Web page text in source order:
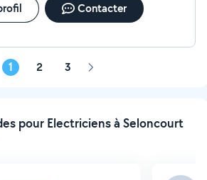
Contacter
1 2 3 Page
pour Electriciens à Seloncourt